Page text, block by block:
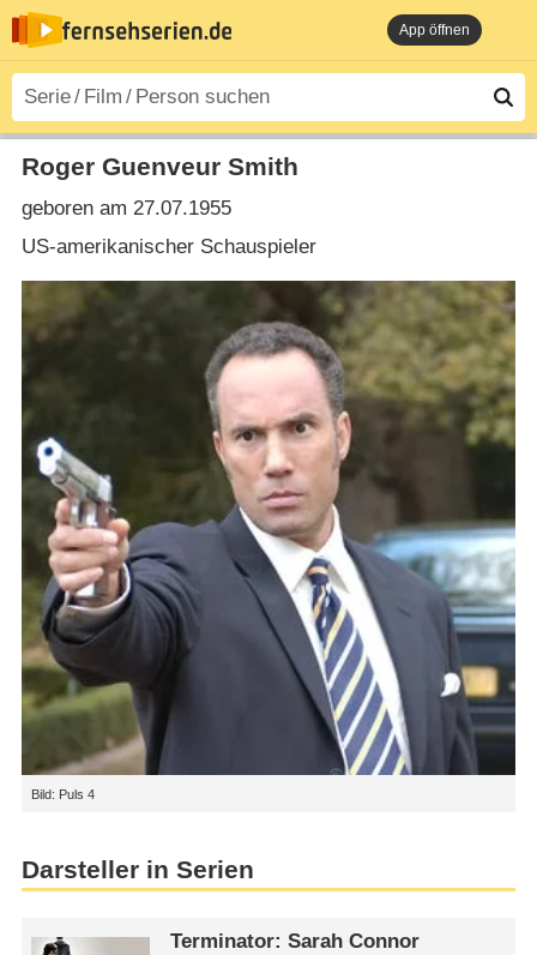
App öffnen
Bild: Puls 4
Roger Guenveur Smith
geboren am 27.07.1955
US-amerikanischer Schauspieler
Darsteller in Serien
Terminator: Sarah Connor